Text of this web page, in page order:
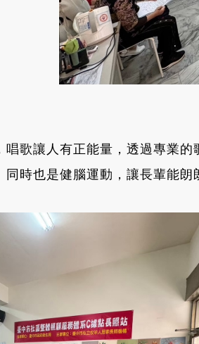
唱歌讓人有正能量，透過專業
時也是健腦運動，讓長輩能